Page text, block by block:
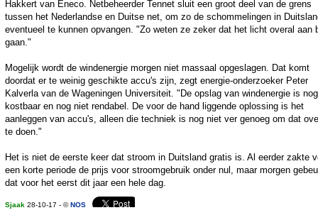
Hakkert van Eneco. Netbeheerder Tennet sluit een groot deel van de grens
tussen het Nederlandse en Duitse net, om zo de schommelingen in
eventueel te kunnen opvangen. "Zo weten ze zeker dat het licht overal aan
gaan."
Mogelijk wordt de windenergie morgen niet massaal opgeslagen. Dat komt
doordat er te weinig geschikte accu's zijn, zegt energie-onderzoeker Peter
Kalverla van de Wageningen Universiteit. "De opslag van windenergie is
kostbaar en nog niet rendabel. De voor de hand liggende oplossing is het
aanleggen van accu's, alleen die techniek is nog niet ver genoeg om dat
te doen."
Het is niet de eerste keer dat stroom in Duitsland gratis is. Al eerder zakte
een korte periode de prijs voor stroomgebruik onder nul, maar morgen
dat voor het eerst dit jaar een hele dag.
Sjaak 28-10-17 - ©NOS